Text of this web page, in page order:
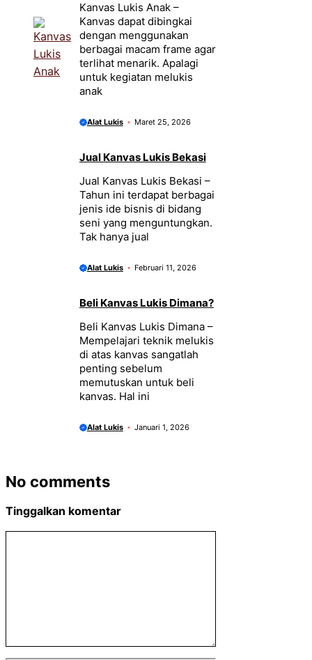
Kanvas Lukis Anak –
Kanvas dapat dibingkai
dengan menggunakan
berbagai macam frame agar
terlihat menarik. Apalagi
untuk kegiatan melukis
anak
Alat Lukis Maret 25, 2026
Jual Kanvas Lukis Bekasi
Jual Kanvas Lukis Bekasi –
Tahun ini terdapat berbagai
jenis ide bisnis di bidang
seni yang menguntungkan.
Tak hanya jual
Alat Lukis Februari 11, 2026
Beli Kanvas Lukis Dimana?
Beli Kanvas Lukis Dimana –
Mempelajari teknik melukis
di atas kanvas sangatlah
penting sebelum
memutuskan untuk beli
kanvas. Hal ini
Alat Lukis Januari 1, 2026
No comments
Tinggalkan komentar